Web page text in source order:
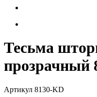
Тесьма
прозрачный
Артикул 8130-KD